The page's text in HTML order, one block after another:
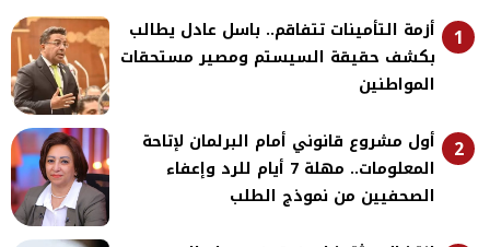
1
أزمة التأمينات تتفاقم.. باسل عادل يطالب
بكشف حقيقة السيستم ومصير مستحقات
المواطنين
2
أول مشروع قانوني أمام البرلمان لإتاحة
المعلومات.. مهلة 7 أيام للرد وإعفاء
الصحفيين من نموذج الطلب